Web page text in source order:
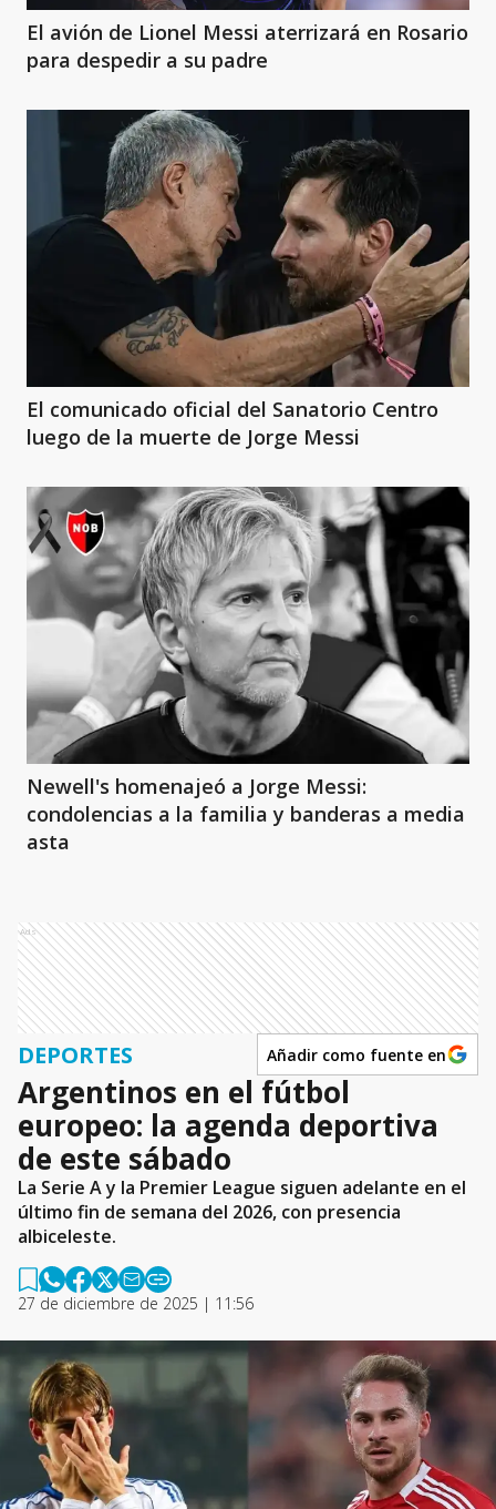
El avión de Lionel Messi aterrizará en Rosario
para despedir a su padre
El comunicado oficial del Sanatorio Centro
luego de la muerte de Jorge Messi
Newell's homenajeó a Jorge Messi:
condolencias a la familia y banderas a media
asta
Ads
DEPORTES Añadir como fuente en
Argentinos en el fútbol
europeo: la agenda deportiva
de este sábado
La Serie A y la Premier League siguen adelante en el
último fin de semana del 2026, con presencia
albiceleste.
27 de diciembre de 2025 | 11:56